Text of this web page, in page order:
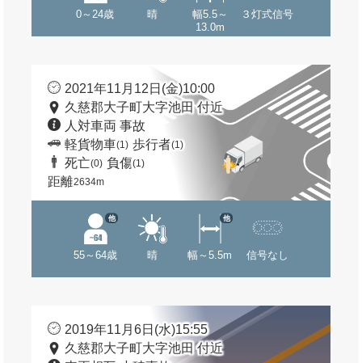
0～24歳 晴
幅5.5～
13.0m
３灯式信号
2021年11月12日(金)10:00
久慈郡大子町大字池田 付近
人対車両 事故
軽貨物車(1) 歩行者(1)
死亡(0) 負傷(1)
距離2634m
55～64歳
他
晴 幅～5.5m
他
信号なし
2019年11月6日(水)15:55
久慈郡大子町大字池田 付近